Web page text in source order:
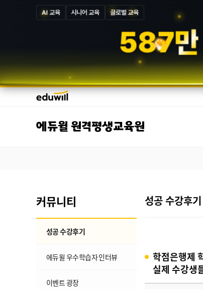
AI 교육 시니어 교육 글로벌 교육
587만
에듀윌 원격평생교육원
커뮤니티
성공 수강후기
에듀윌 우수학습자 인터뷰
이벤트 광장
성공 수강후기
학점은행제
실제 수강생